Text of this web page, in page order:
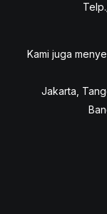
Kami juga
Jakarta,